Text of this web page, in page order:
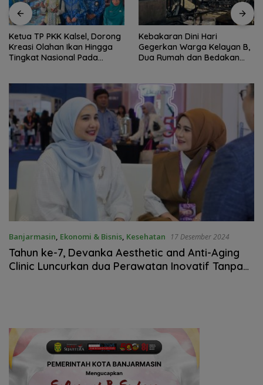
Ketua TP PKK Kalsel, Dorong
Kreasi Olahan Ikan Hingga
Tingkat Nasional Pada
Kebakaran Dini Hari
Gegerkan Warga Kelayan B,
Dua Rumah dan Bedakan
Banjarmasin, Ekonomi & Bisnis, Kesehatan 17 Desember 2024
Tahun ke-7, Devanka Aesthetic and Anti-Aging
Clinic Luncurkan dua Perawatan Inovatif Tanpa